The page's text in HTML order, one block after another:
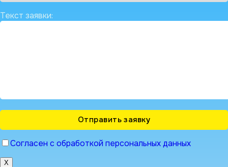
Текст заявки:
Согласен с обработкой персональных данных
X